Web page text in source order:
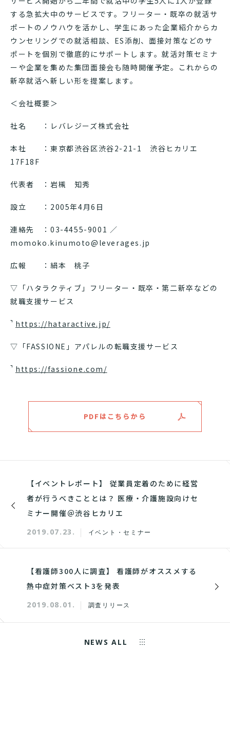
する急拡大中のサービスです。フリーター・既卒の就活サ
ポートのノウハウを活かし、学生にあった企業紹介からカ
ウンセリングでの就活相談、ES添削、面接対策などのサ
ポートを個別で徹底的にサポートします。就活対策セミナ
ーや企業を集めた集団面接会も随時開催予定。これからの
新卒就活へ新しい形を提案します。
＜会社概要＞
社名 ：レバレジーズ株式会社
本社 ：東京都渋谷区渋谷2-21-1 渋谷ヒカリエ
17F18F
代表者 ：岩槻 知秀
設立 ：2005年4月6日
連絡先 ：03-4455-9001 ／
momoko.kinumoto@leverages.jp
広報 ：絹本 桃子
▽「ハタラクティブ」フリーター・既卒・第二新卒などの
就職支援サービス
https://hataractive.jp/
▽「FASSIONE」アパレルの転職支援サービス
https://fassione.com/
PDFはこちらから
【イベントレポート】 従業員定着のために経営
者が行うべきこととは？ 医療・介護施設向けセ
ミナー開催＠渋谷ヒカリエ
2019.07.23. イベント・セミナー
【看護師300人に調査】 看護師がオススメする
熱中症対策ベスト3を発表
2019.08.01. 調査リリース
NEWS ALL